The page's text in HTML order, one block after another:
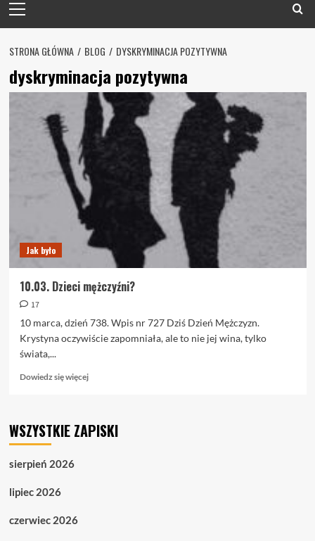
Menu
STRONA GŁÓWNA BLOG DYSKRYMINACJA POZYTYWNA
dyskryminacja pozytywna
Jak było
10.03. Dzieci mężczyźni?
17
10 marca, dzień 738. Wpis nr 727 Dziś Dzień Mężczyzn.
Krystyna oczywiście zapomniała, ale to nie jej wina, tylko
świata,...
Dowiedz się więcejDowiedz
10.03.
WSZYSTKIE ZAPISKI
sierpień 2026
lipiec 2026
czerwiec 2026